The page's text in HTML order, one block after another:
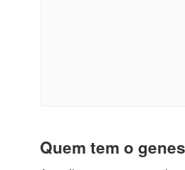
Quem tem o